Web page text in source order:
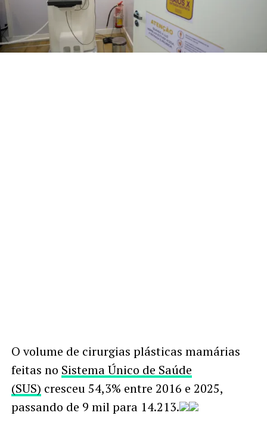
O volume de cirurgias plásticas mamárias
feitas no Sistema Único de Saúde
(SUS) cresceu 54,3% entre 2016 e 2025,
passando de 9 mil para 14.213.